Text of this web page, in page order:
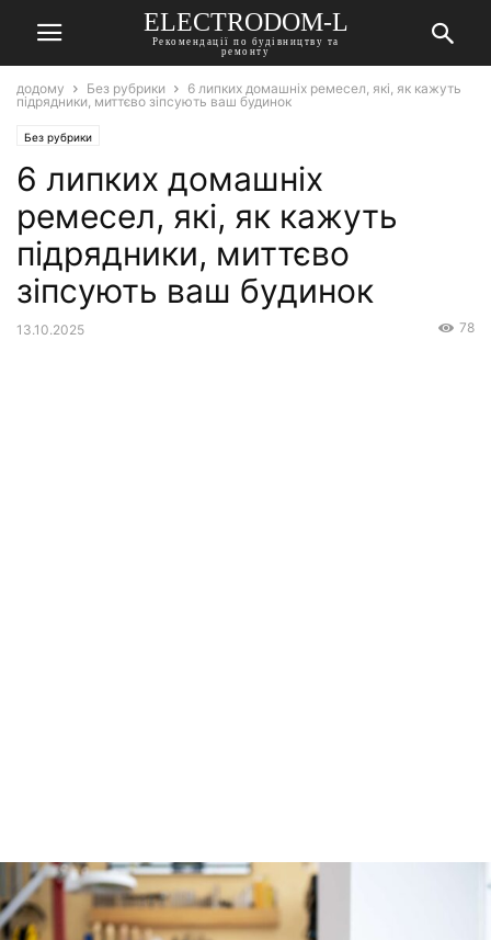
ELECTRODOM-L
Рекомендації по будівництву та
ремонту
додому Без рубрики
6 липких домашніх ремесел, які, як кажуть
підрядники, миттєво зіпсують ваш будинок
Без рубрики
6 липких домашніх
ремесел, які, як кажуть
підрядники, миттєво
зіпсують ваш будинок
13.10.2025 78